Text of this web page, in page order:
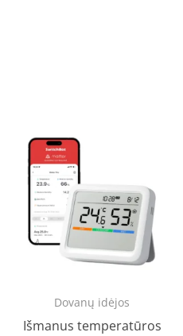
Dovanų idėjos
Išmanus temperatūros